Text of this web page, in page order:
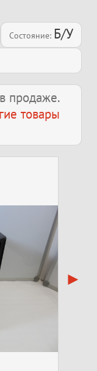
Состояние: Б/У
продаже.
товары